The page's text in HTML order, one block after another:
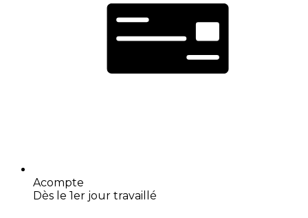
Acompte
Dès le 1er jour travaillé